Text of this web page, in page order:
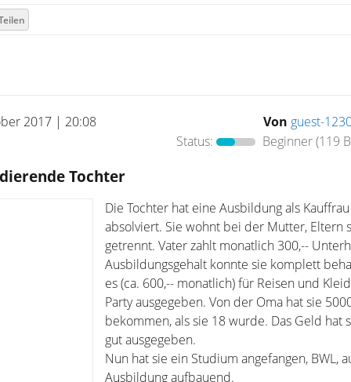
2017 | 20:08 Von guest-
Status:
Beginner(119
Tochter
Die Tochter hat eine Ausbildung als Kauffrau
absolviert. Sie wohnt bei der Mutter, Eltern
getrennt. Vater zahlt monatlich 300,--
Ausbildungsgehalt konnte sie komplett
es (ca. 600,-- monatlich) für Reisen und
Party ausgegeben. Von der Oma hat sie
bekommen, als sie 18 wurde. Das Geld hat
gut ausgegeben.
Nun hat sie ein Studium angefangen, BWL,
Ausbildung aufbauend.